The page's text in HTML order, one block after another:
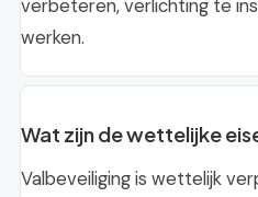
verbeteren, verlichting te
werken.
Wat zijn de wettelijke
Valbeveiliging is wettelijk